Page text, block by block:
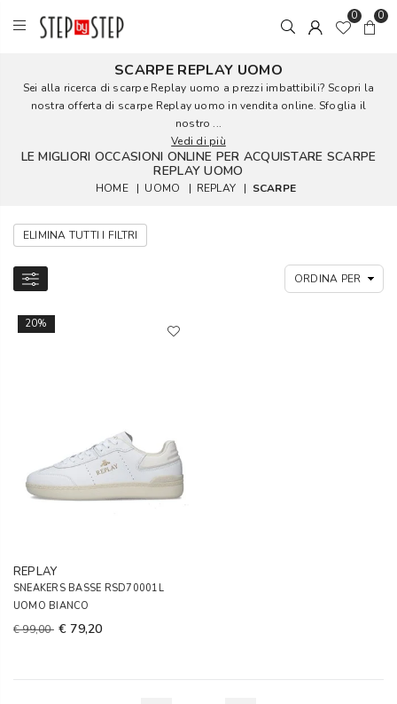
0 0
SCARPE REPLAY UOMO
Sei alla ricerca di scarpe Replay uomo a prezzi imbattibili? Scopri la
nostra offerta di scarpe Replay uomo in vendita online. Sfoglia il
nostro ...
Vedi di più
LE MIGLIORI OCCASIONI ONLINE PER ACQUISTARE SCARPE
REPLAY UOMO
HOME | UOMO | REPLAY | SCARPE
ELIMINA TUTTI I FILTRI
20%
REPLAY
SNEAKERS BASSE RSD70001L
UOMO BIANCO
€ 99,00 € 79,20